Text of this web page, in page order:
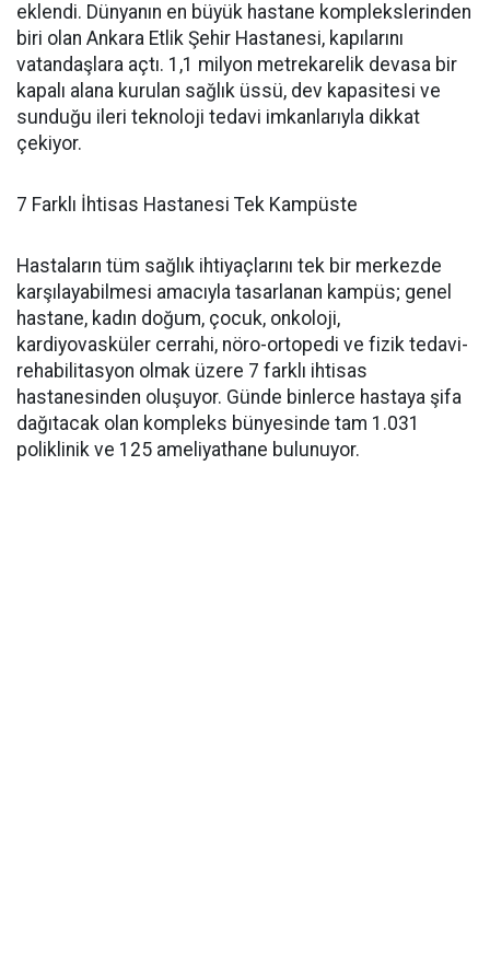
eklendi. Dünyanın en büyük hastane komplekslerinden
biri olan Ankara Etlik Şehir Hastanesi, kapılarını
vatandaşlara açtı. 1,1 milyon metrekarelik devasa bir
kapalı alana kurulan sağlık üssü, dev kapasitesi ve
sunduğu ileri teknoloji tedavi imkanlarıyla dikkat
çekiyor.
7 Farklı İhtisas Hastanesi Tek Kampüste
Hastaların tüm sağlık ihtiyaçlarını tek bir merkezde
karşılayabilmesi amacıyla tasarlanan kampüs; genel
hastane, kadın doğum, çocuk, onkoloji,
kardiyovasküler cerrahi, nöro-ortopedi ve fizik tedavi-
rehabilitasyon olmak üzere 7 farklı ihtisas
hastanesinden oluşuyor. Günde binlerce hastaya şifa
dağıtacak olan kompleks bünyesinde tam 1.031
poliklinik ve 125 ameliyathane bulunuyor.